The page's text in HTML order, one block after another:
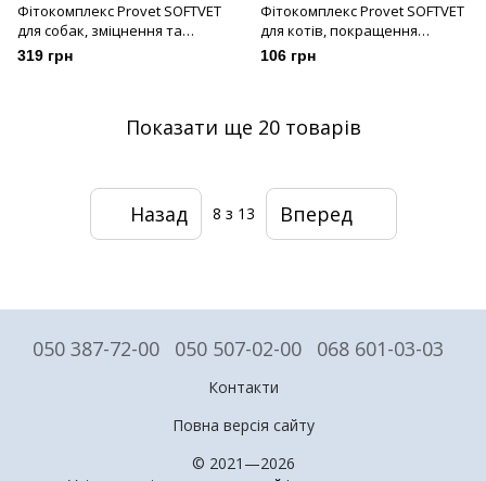
Фітокомплекс Provet SOFTVET
для собак, зміцнення та
відновлення суглобів та
зв’язок 100 таб
319 грн
Фітокомплекс Provet SOFTVET
для котів, покращення
шерсті, 100 таб
106 грн
Показати ще 20 товарів
Назад 8 з 13 Вперед
050 387-72-00 050 507-02-00 068 601-03-03
Контакти
Повна версія сайту
© 2021—2026